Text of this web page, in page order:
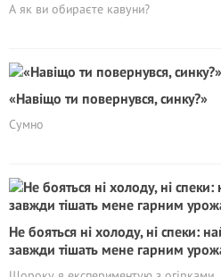
А як ви обираєте кавуни?
«Навіщо ти повернувся, синку?»
Сумно
Не бояться ні холоду, ні спеки:
завжди тішать мене гарним